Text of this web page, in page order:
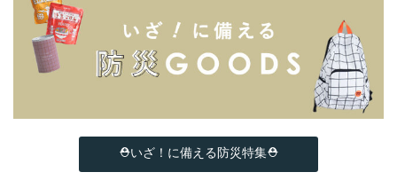
⛑いざ！に備える防災特集⛑